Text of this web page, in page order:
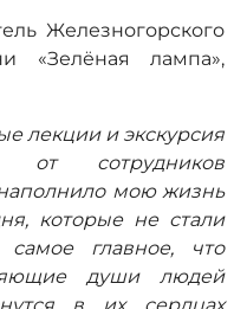
Железногорского
«Зелёная лампа»,
лекции и экскурсия
от сотрудников
мою жизнь
которые не стали
главное, что
души людей